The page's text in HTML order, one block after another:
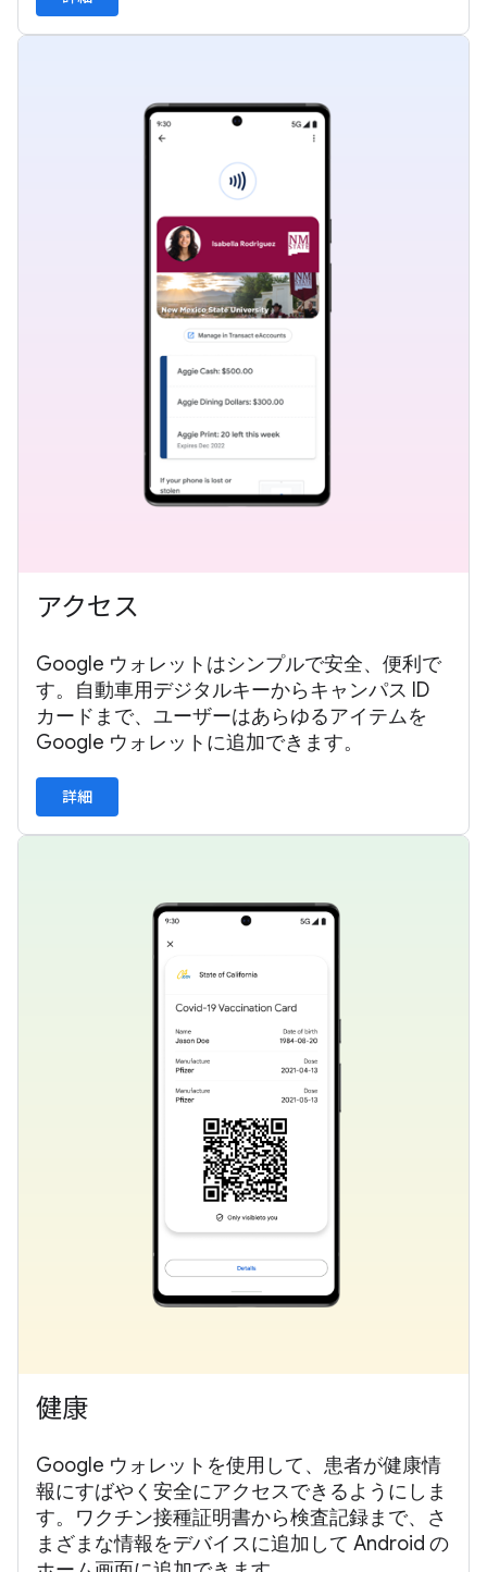
アクセス
Google ウォレットはシンプルで安全、便利で
す。自動車用デジタルキーからキャンパス ID
カードまで、ユーザーはあらゆるアイテムを
Google ウォレットに追加できます。
詳細
健康
Google ウォレットを使用して、患者が健康情
報にすばやく安全にアクセスできるようにしま
す。ワクチン接種証明書から検査記録まで、さ
まざまな情報をデバイスに追加して Android の